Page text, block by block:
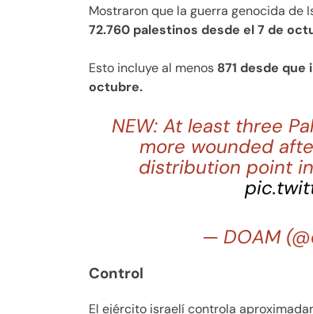
Mostraron que la guerra genocida de
72.760 palestinos desde el 7 de
Esto incluye al menos 871 desde
octubre.
NEW: At least three
more wounded
distribution point
— DOAM
Control
El ejército israelí controla